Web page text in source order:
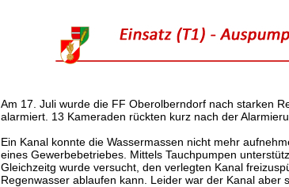
Am 17. Juli wurde die FF Oberolberndorf nach starken
alarmiert. 13 Kameraden rückten kurz nach der
Ein Kanal konnte die Wassermassen nicht mehr
eines Gewerbebetriebes. Mittels Tauchpumpen
Gleichzeitg wurde versucht, den verlegten Kanal
Regenwasser ablaufen kann. Leider war der Kanal aber